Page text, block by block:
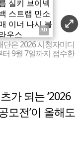
은 2026 시청자미디
9월 7일까지 접수한
가 되는 ‘2026
모전’이 올해도